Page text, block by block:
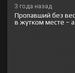
3 года назад
Пропавший без
в жутком месте –